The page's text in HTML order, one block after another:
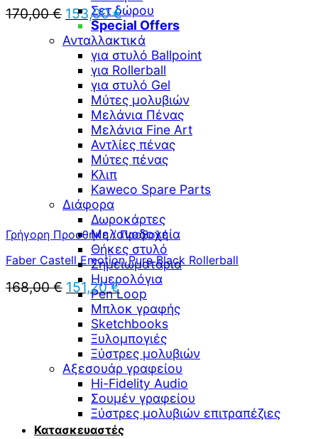
Σετ δώρου
Special Offers
Ανταλλακτικά
για στυλό Ballpoint
για Rollerball
για στυλό Gel
Μύτες μολυβιών
Μελάνια Πένας
Μελάνια Fine Art
Αντλίες πένας
Μύτες πένας
Κλιπ
Kaweco Spare Parts
Διάφορα
Δωροκάρτες
Μελανοδοχεία
Θήκες στυλό
Σημειωματάρια
Ημερολόγια
Pen Loop
Μπλοκ γραφής
Sketchbooks
Ξυλομπογιές
Ξύστρες μολυβιών
Αξεσουάρ γραφείου
Hi-Fidelity Audio
Σουμέν γραφείου
Ξύστρες μολυβιών επιτραπέζιες
Κατασκευαστές
170,00€ Original
price
was:
170,00 €.
153,00€Η
τρέχουσα
τιμή
είναι:
153,00 €.
Γρήγορη Προσθήκη / Προβολή
Faber Castell Emotion Pure Black Rollerball
168,00€ Original
price
was:
168,00 €.
151,20€Η
τρέχουσα
τιμή
είναι:
151,20 €.